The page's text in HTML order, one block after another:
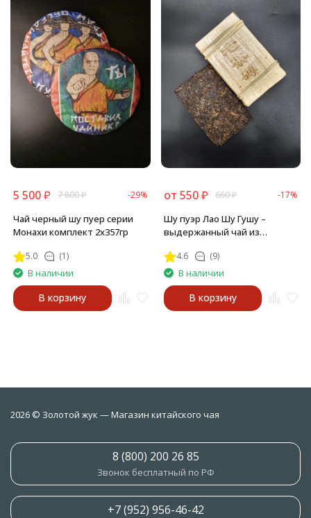
Чай черный шу пуер серии
Монахи комплект 2х357гр
5.0 (1)
5 500₽ 7 800₽ -29%
В наличии
В корзину
Шу пуэр Лао Шу Гушу –
выдержанный чай из
4.6 (9)
от 550 ₽ 660₽ -17%
В наличии
В корзину
2026 © Золотой жук — Магазин китайского чая
8 (800) 200 26 85
Звонок бесплатный по РФ
+7 (952) 956-46-42